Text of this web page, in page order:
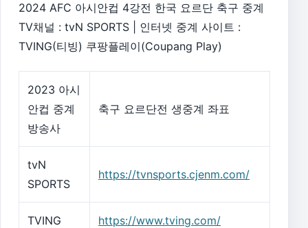
2024 AFC 아시안컵 4강전 한국 요르단 축구 중계
TV채널 : tvN SPORTS | 인터넷 중계 사이트 :
TVING(티빙) 쿠팡플레이(Coupang Play)
2023 아시
안컵 중계
방송사
축구 요르단전 생중계 좌표
tvN
SPORTS
https://tvnsports.cjenm.com/
TVING https://www.tving.com/